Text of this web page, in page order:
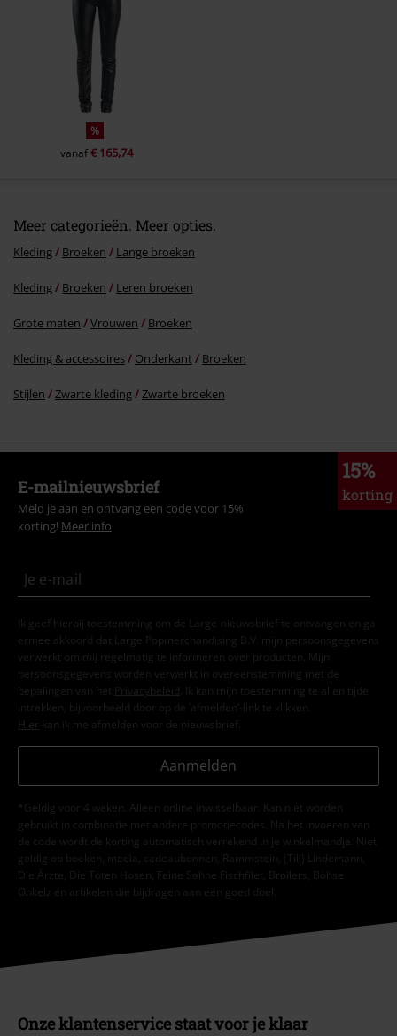
%
vanaf€ 165,74
Meer categorieën. Meer opties.
Kleding Broeken Lange broeken
Kleding Broeken Leren broeken
Grote maten Vrouwen Broeken
Kleding & accessoires Onderkant Broeken
Stijlen Zwarte kleding Zwarte broeken
15%
korting
E-mailnieuwsbrief
Meld je aan en ontvang een code voor 15%
korting! Meer info
Ik geef hierbij toestemming om de Large-nieuwsbrief te ontvangen en ga
ermee akkoord dat Large Popmerchandising B.V. mijn persoonsgegevens
verwerkt om mij regelmatig te informeren over producten. Mijn
persoonsgegevens worden verwerkt in overeenstemming met de
bepalingen van het
Privacybeleid . Ik kan mijn toestemming te allen tijde
intrekken, bijvoorbeeld door op de ‘afmelden’-link te klikken.
Hier kan ik me afmelden voor de nieuwsbrief.
Aanmelden
*Geldig voor 4 weken. Alleen online inwisselbaar. Kan niet worden
gebruikt in combinatie met andere promotiecodes. Na het invoeren van
de code wordt de korting automatisch verrekend in je winkelmandje. Niet
geldig op boeken, media, cadeaubonnen, Rammstein, (Till) Lindemann,
Die Ärzte, Die Toten Hosen, Feine Sahne Fischfilet, Broilers, Böhse
Onkelz en artikelen die bijdragen aan een goed doel.
Onze klantenservice staat voor je klaar